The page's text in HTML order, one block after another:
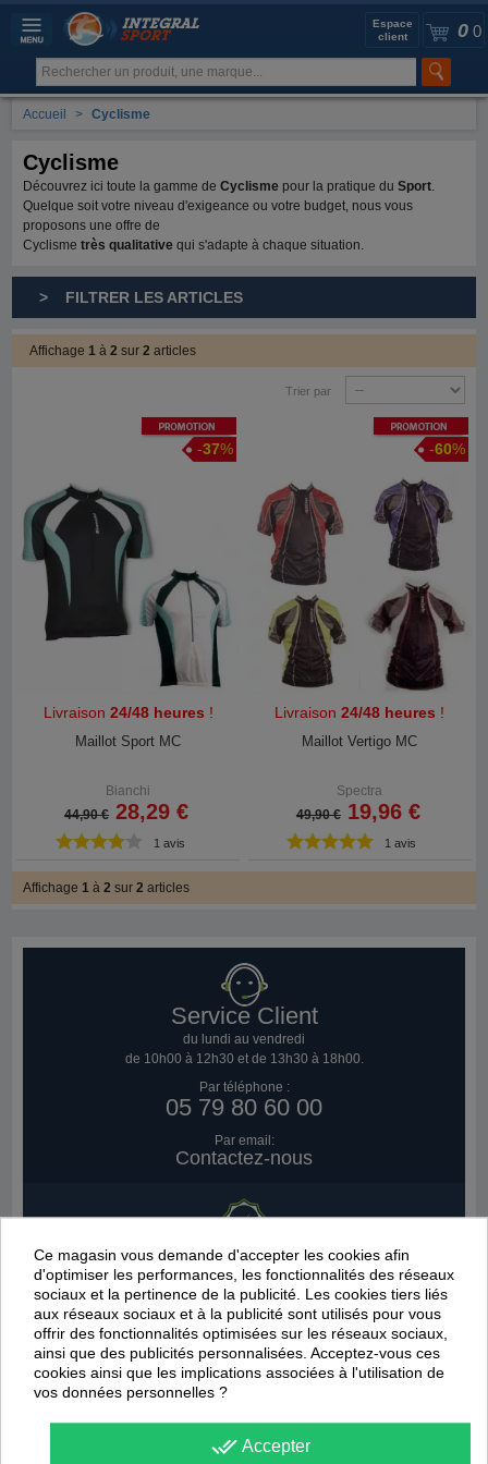
0 0
Espace
client
Accueil > Cyclisme
Cyclisme
Découvrez ici toute la gamme deCyclisme pour la pratique duSport.
Quelque soit votre niveau d'exigeance ou votre budget, nous vous
proposons une offre de
Cyclismetrès qualitative qui s'adapte à chaque situation.
> FILTRER LES ARTICLES
Affichage1à2sur2articles
Trier par
Promotion
-37%
Livraison 24/48 heures !
Maillot Sport MC
Bianchi
44,90 € 28,29 €
1 avis
Promotion
-60%
Livraison24/48 heures !
Maillot Vertigo MC
Spectra
49,90 € 19,96 €
1 avis
Affichage1à2sur2articles
Service Client
du lundi au vendredi
de 10h00 à 12h30 et de 13h30 à 18h00.
Par téléphone :
05 79 80 60 00
Par email:
Contactez-nous
Engagements Qualités
Produits authentiques
Service client réactif
Réponse sous 12H max.
Conseils et suivis pro.
Ce magasin vous demande d'accepter les cookies afin
d'optimiser les performances, les fonctionnalités des réseaux
sociaux et la pertinence de la publicité. Les cookies tiers liés
aux réseaux sociaux et à la publicité sont utilisés pour vous
offrir des fonctionnalités optimisées sur les réseaux sociaux,
ainsi que des publicités personnalisées. Acceptez-vous ces
cookies ainsi que les implications associées à l'utilisation de
vos données personnelles ?
done_all Accepter